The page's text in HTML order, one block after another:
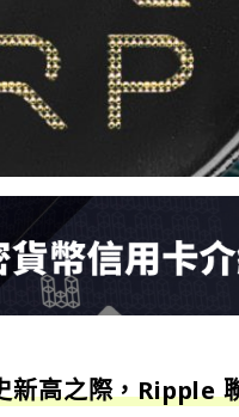
新高之際，Ripple